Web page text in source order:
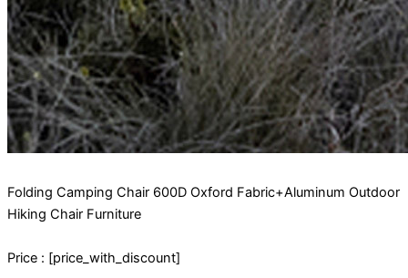
Folding Camping Chair 600D Oxford Fabric+Aluminum Outdoor
Hiking Chair Furniture
Price : [price_with_discount]